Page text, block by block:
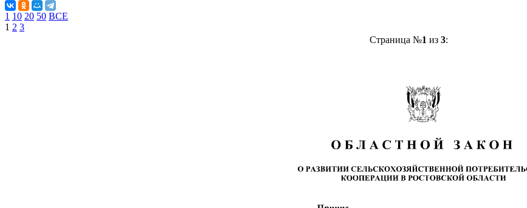
1 10 20 50 ВСЕ
1 2 3
Страница №1 из 3: